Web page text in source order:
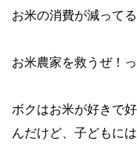
お米の消費が減ってる
お米農家を救うぜ！
ボクはお米が好きで
んだけど、子どもに